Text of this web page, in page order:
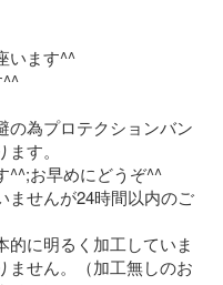
います^^
の為プロテクションバン
す。
^^;お早めにどうぞ^^
ませんが24時間以内のご
的に明るく加工していま
ません。（加工無しのお